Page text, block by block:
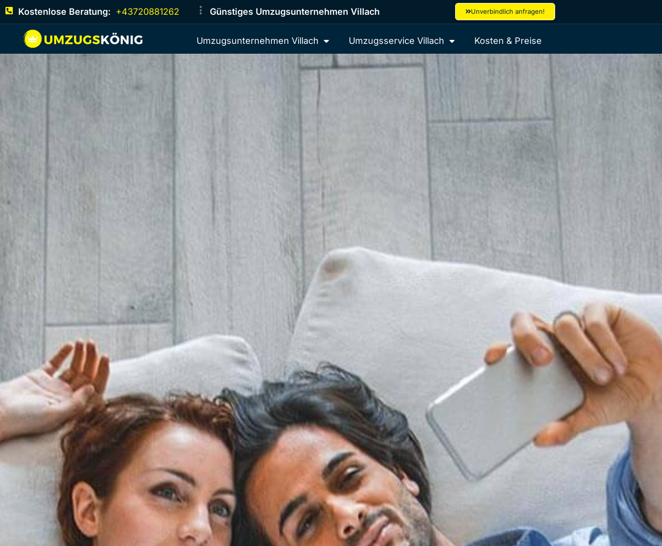
Kostenlose Beratung: +43720881262 Günstiges Umzugsunternehmen Villach Unverbindlich anfragen!
Umzugsunternehmen Villach Umzugsservice Villach Kosten & Preise